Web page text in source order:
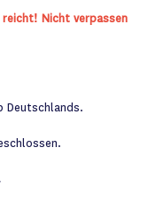
reicht! Nicht verpassen
Deutschlands.